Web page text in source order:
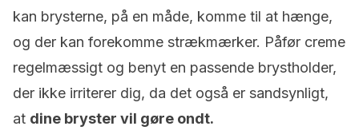
kan brysterne, på en måde, komme til at hænge,
og der kan forekomme strækmærker. Påfør creme
regelmæssigt og benyt en passende brystholder,
der ikke irriterer dig, da det også er sandsynligt,
at dine bryster vil gøre ondt.